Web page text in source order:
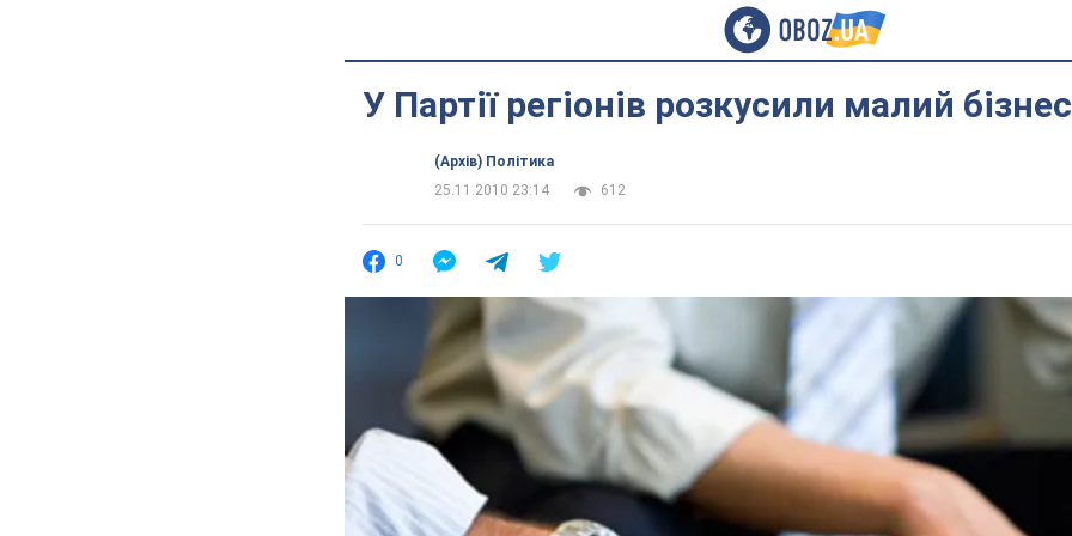
У Партії регіонів розкусили малий бізнес
(Архів) Політика
25.11.2010 23:14
612
0